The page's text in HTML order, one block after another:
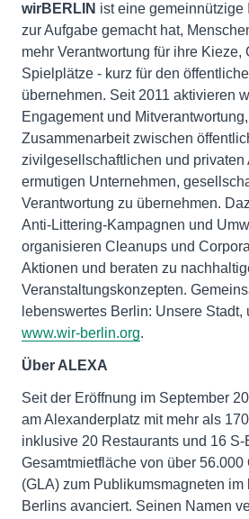
wirBERLIN ist eine gemeinnützige
zur Aufgabe gemacht hat,
mehr Verantwortung für ihre Kieze,
Spielplätze - kurz für den
übernehmen. Seit 2011 aktivieren
Engagement und
Zusammenarbeit zwischen
zivilgesellschaftlichen und privaten
ermutigen Unternehmen,
Verantwortung zu übernehmen.
Anti-Littering-Kampagnen und
organisieren Cleanups und
Aktionen und beraten zu
Veranstaltungskonzepten.
lebenswertes Berlin: Unsere Stadt,
www.wir-berlin.org.
Über ALEXA
Seit der Eröffnung im September
am Alexanderplatz mit mehr als
inklusive 20 Restaurants und 16
Gesamtmietfläche von über 56.000
(GLA) zum Publikumsmagneten
Berlins avanciert. Seinen Namen